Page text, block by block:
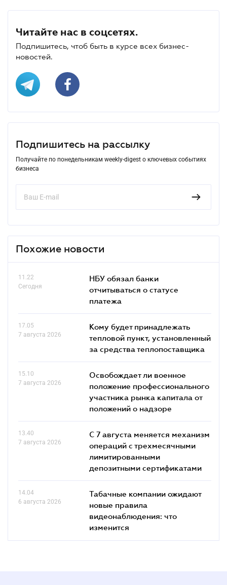
Читайте нас в соцсетях.
Подпишитесь, чтоб быть в курсе всех бизнес-
новостей.
Подпишитесь на рассылку
Получайте по понедельникам weekly-digest о ключевых событиях
бизнеса
Похожие новости
11.22
Сегодня
НБУ обязал банки
отчитываться о статусе
платежа
17.05
7 августа 2026
Кому будет принадлежать
тепловой пункт, установленный
за средства теплопоставщика
15.10
7 августа 2026
Освобождает ли военное
положение профессионального
участника рынка капитала от
положений о надзоре
13.40
7 августа 2026
С 7 августа меняется механизм
операций с трехмесячными
лимитированными
депозитными сертификатами
14.04
6 августа 2026
Табачные компании ожидают
новые правила
видеонаблюдения: что
изменится